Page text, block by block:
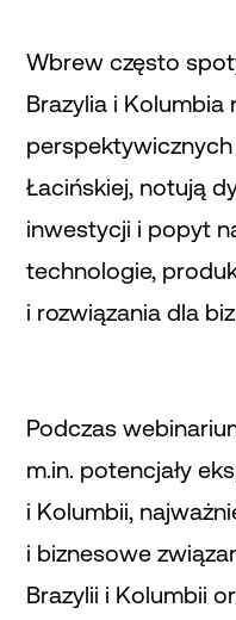
Wbrew często
Brazylia i Kolumbia
Łacińskiej, notują
inwestycji i popyt
technologie,
i rozwiązania dla
Podczas
m.in. potencjały
i Kolumbii,
i biznesowe
Brazylii i Kolumbii